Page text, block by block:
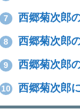
7 西郷菊次郎
8 西郷菊次郎
9 西郷菊次郎
10 西郷菊次郎